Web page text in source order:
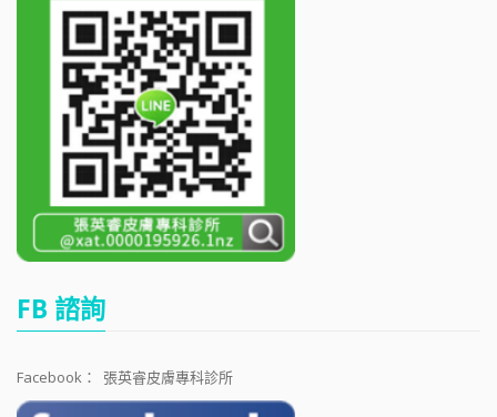
FB 諮詢
Facebook： 張英睿皮膚專科診所